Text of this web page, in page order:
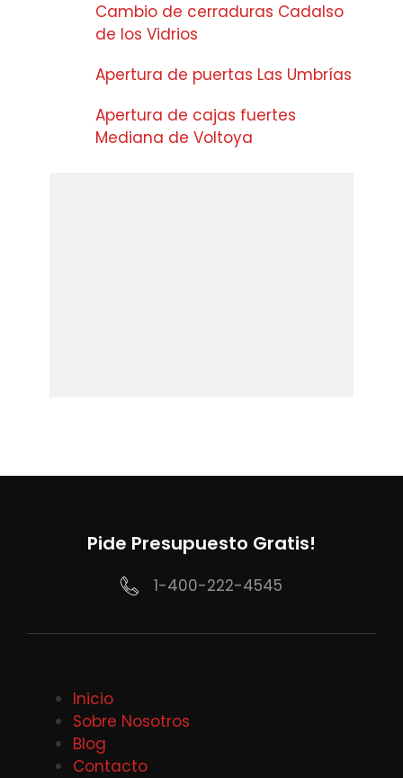
Cambio de cerraduras Cadalso
de los Vidrios
Apertura de puertas Las Umbrías
Apertura de cajas fuertes
Mediana de Voltoya
Pide Presupuesto Gratis!
1-400-222-4545
Inicio
Sobre Nosotros
Blog
Contacto